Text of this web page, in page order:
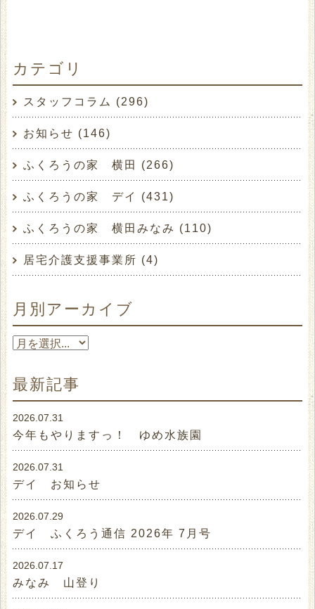
カテゴリ
スタッフコラム (296)
お知らせ (146)
ふくろうの家 横田 (266)
ふくろうの家 デイ (431)
ふくろうの家 横田みなみ (110)
居宅介護支援事業所 (4)
月別アーカイブ
最新記事
2026.07.31
今年もやりますっ！ ゆめ水族園
2026.07.31
デイ お知らせ
2026.07.29
デイ ふくろう通信 2026年 7月号
2026.07.17
みなみ 山登り